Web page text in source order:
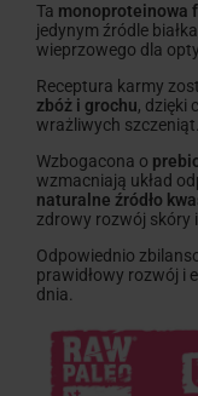
Ta monoproteinowa
jedynym źródle
wieprzowego dla
Receptura karmy
zbóż i grochu, dzięki
wrażliwych szczeniąt.
Wzbogacona o
wzmacniają układ
naturalne źródło
zdrowy rozwój skóry i
Odpowiednio
prawidłowy rozwój i
dnia.